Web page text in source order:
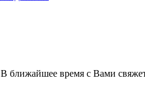
ближайшее время с Вами